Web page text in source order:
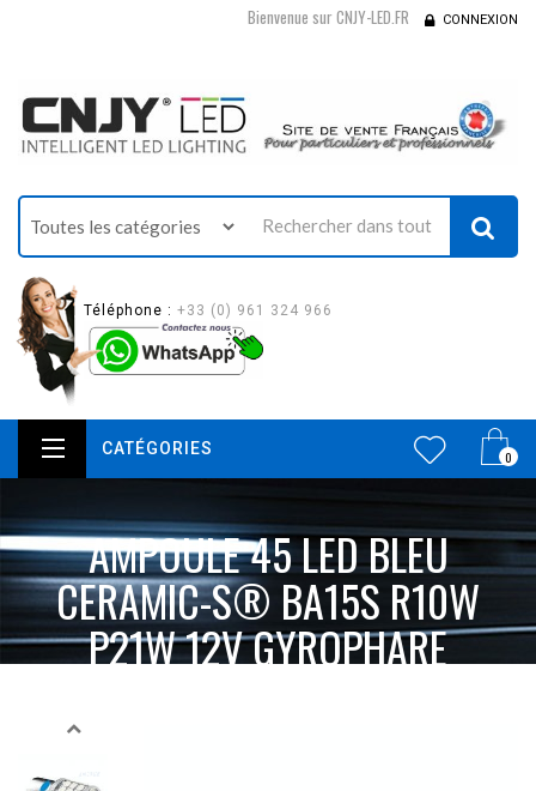
Bienvenue sur CNJY-LED.FR CONNEXION
Téléphone : +33 (0) 961 324 966
0
CATÉGORIES
AMPOULE 45 LED BLEU
CERAMIC-S® BA15S R10W
P21W 12V GYROPHARE